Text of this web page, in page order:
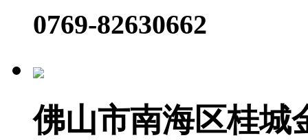
0769-82630662
佛山市南海区桂城